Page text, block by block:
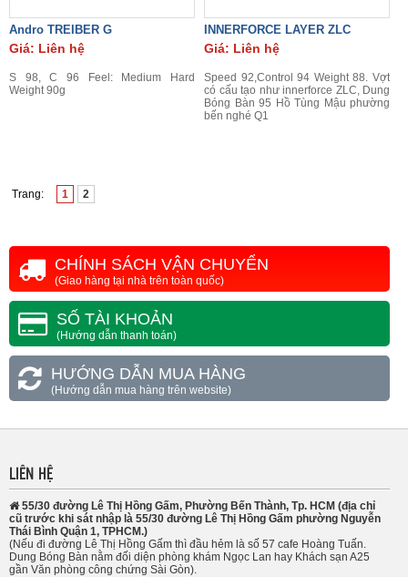
Andro TREIBER G
Giá: Liên hệ
S 98, C 96 Feel: Medium Hard
Weight 90g
INNERFORCE LAYER ZLC
Giá: Liên hệ
Speed 92,Control 94 Weight 88. Vợt
có cấu tạo như innerforce ZLC, Dung
Bóng Bàn 95 Hồ Tùng Mậu phường
bến nghé Q1
Trang: 1 2
CHÍNH SÁCH VẬN CHUYỂN
(Giao hàng tại nhà trên toàn quốc)
SỐ TÀI KHOẢN
(Hướng dẫn thanh toán)
HƯỚNG DẪN MUA HÀNG
(Hướng dẫn mua hàng trên website)
LIÊN HỆ
55/30 đường Lê Thị Hồng Gấm, Phường Bến Thành, Tp. HCM (địa chỉ
cũ trước khi sát nhập là 55/30 đường Lê Thị Hồng Gấm phường Nguyễn
Thái Bình Quận 1, TPHCM.)
(Nếu đi đường Lê Thị Hồng Gấm thì đầu hẻm là số 57 cafe Hoàng Tuấn.
Dung Bóng Bàn nằm đối diện phòng khám Ngọc Lan hay Khách sạn A25
gần Văn phòng công chứng Sài Gòn).